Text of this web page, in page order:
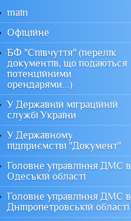
main
Офiцiйне
БФ "Співчуття" (перелік
документів, що подаються
потенційними
орендарями...)
У Державній міграційній
службі України
У Державному
підприємстві "Документ"
Головне управління ДМС в
Одеській області
Головне управління ДМС в
Дніпропетровській області